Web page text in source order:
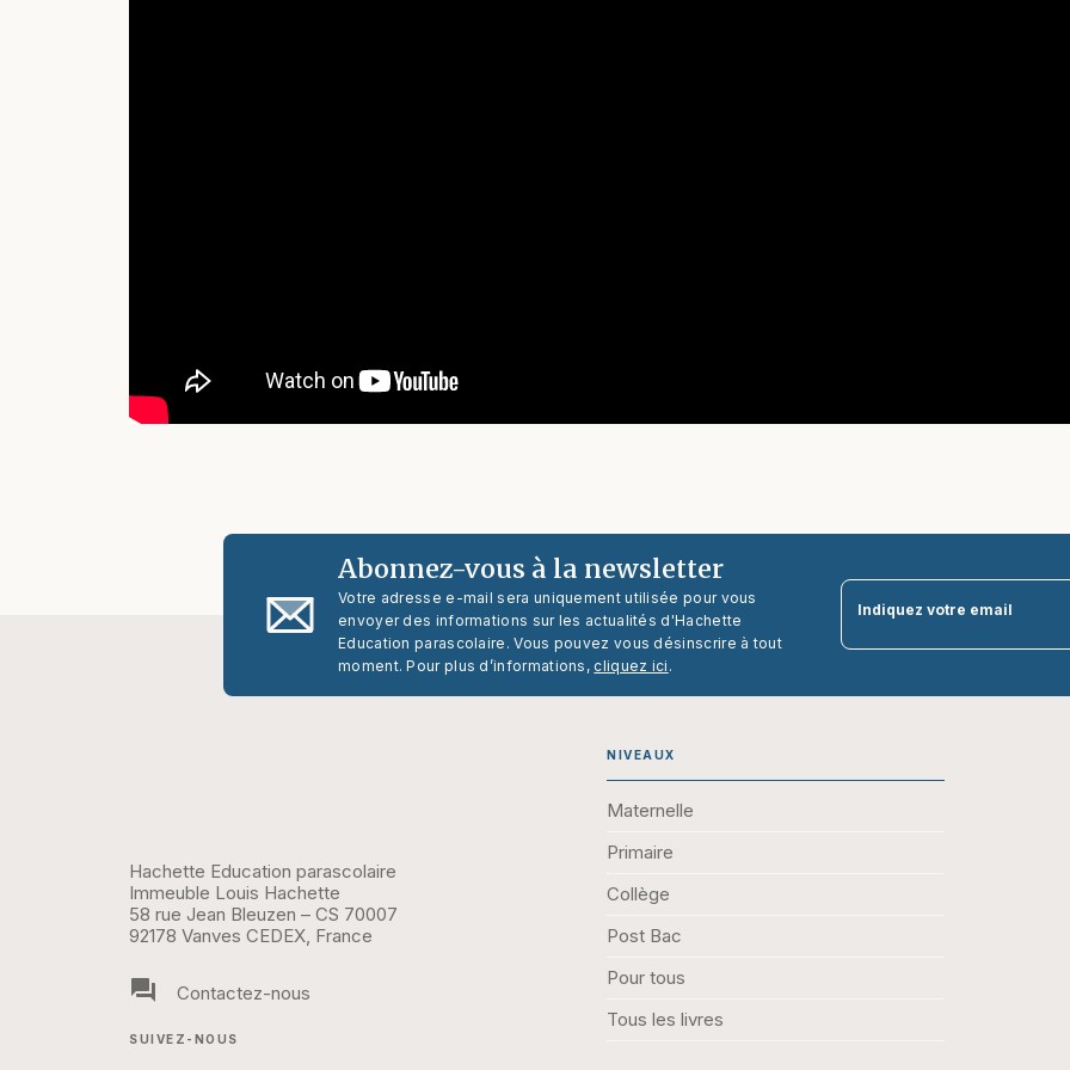
Abonnez-vous à la newsletter
Votre adresse e-mail sera uniquement utilisée pour vous
envoyer des informations sur les actualités d'Hachette
Education parascolaire. Vous pouvez vous désinscrire à tout
moment. Pour plus d’informations, cliquez ici .
Indiquez votre email
Hachette Education parascolaire
Immeuble Louis Hachette
58 rue Jean Bleuzen – CS 70007
92178 Vanves CEDEX, France
question_answer Contactez-nous
SUIVEZ-NOUS
NIVEAUX
Maternelle
Primaire
Collège
Post Bac
Pour tous
Tous les livres